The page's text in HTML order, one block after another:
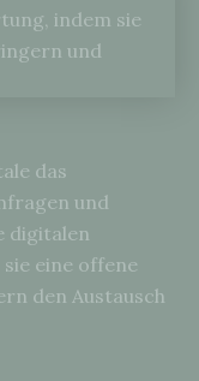
das
und
digitalen
eine offene
den Austausch